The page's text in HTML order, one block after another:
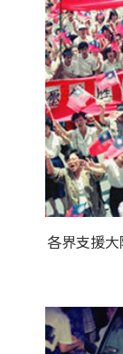
各界支援